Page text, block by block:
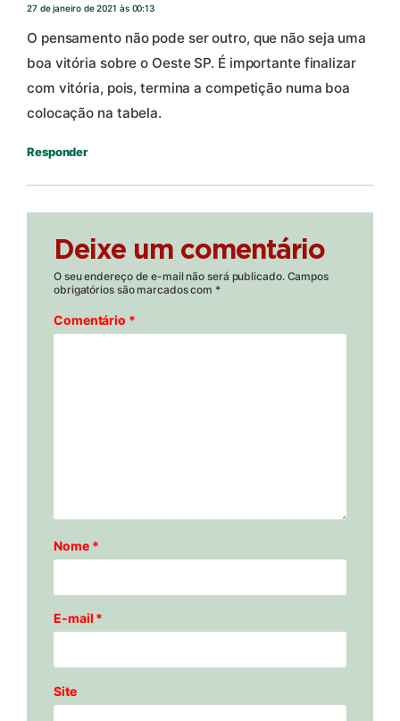
27 de janeiro de 2021 às 00:13
O pensamento não pode ser outro, que não seja uma
boa vitória sobre o Oeste SP. É importante finalizar
com vitória, pois, termina a competição numa boa
colocação na tabela.
Responder
Deixe um comentário
O seu endereço de e-mail não será publicado. Campos
obrigatórios são marcados com *
Comentário *
Nome *
E-mail *
Site